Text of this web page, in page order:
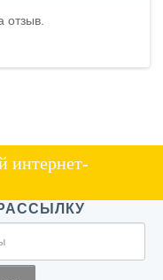
отзыв.
интернет-